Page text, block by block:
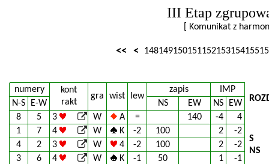
III Etap
[ Komunikat z
<< < 148149150151152153154155
numery
kont
rakt
gra wist lew
zapis
IMP
N-S
E-W NS EW NS
EW
8
5 3 W A = 140 -4
4
1
7 4 W K -2 100 2
-2
4
2 3 W 4 -2 100 2
-2
3
6 4 W K -1 50 1 -1
S
NS